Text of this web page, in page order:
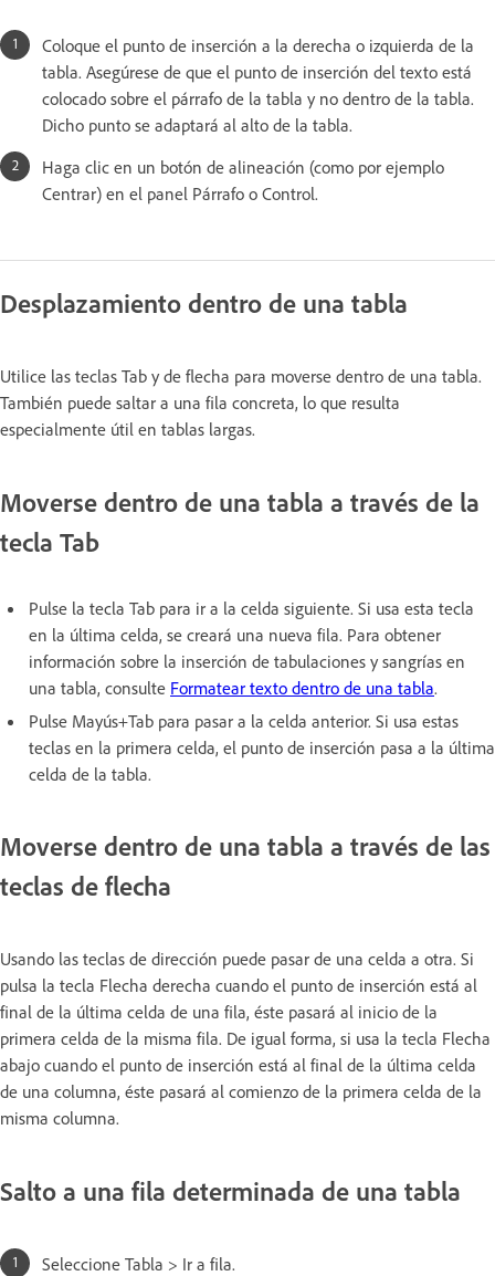
Coloque el punto de inserción a la derecha o izquierda de la
tabla. Asegúrese de que el punto de inserción del texto está
colocado sobre el párrafo de la tabla y no dentro de la tabla.
Dicho punto se adaptará al alto de la tabla.
Haga clic en un botón de alineación (como por ejemplo
Centrar) en el panel Párrafo o Control.
Desplazamiento dentro de una tabla
Utilice las teclas Tab y de flecha para moverse dentro de una tabla.
También puede saltar a una fila concreta, lo que resulta
especialmente útil en tablas largas.
Moverse dentro de una tabla a través de la
tecla Tab
Pulse la tecla Tab para ir a la celda siguiente. Si usa esta tecla
en la última celda, se creará una nueva fila. Para obtener
información sobre la inserción de tabulaciones y sangrías en
una tabla, consulte Formatear texto dentro de una tabla.
Pulse Mayús+Tab para pasar a la celda anterior. Si usa estas
teclas en la primera celda, el punto de inserción pasa a la última
celda de la tabla.
Moverse dentro de una tabla a través de las
teclas de flecha
Usando las teclas de dirección puede pasar de una celda a otra. Si
pulsa la tecla Flecha derecha cuando el punto de inserción está al
final de la última celda de una fila, éste pasará al inicio de la
primera celda de la misma fila. De igual forma, si usa la tecla Flecha
abajo cuando el punto de inserción está al final de la última celda
de una columna, éste pasará al comienzo de la primera celda de la
misma columna.
Salto a una fila determinada de una tabla
Seleccione Tabla > Ir a fila.